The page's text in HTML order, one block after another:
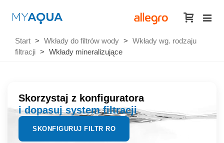
Start > Wkłady do filtrów wody > Wkłady wg. rodzaju
filtracji > Wkłady mineralizujące
Skorzystaj z konfiguratora
i dopasuj system filtracji
SKONFIGURUJ FILTR RO